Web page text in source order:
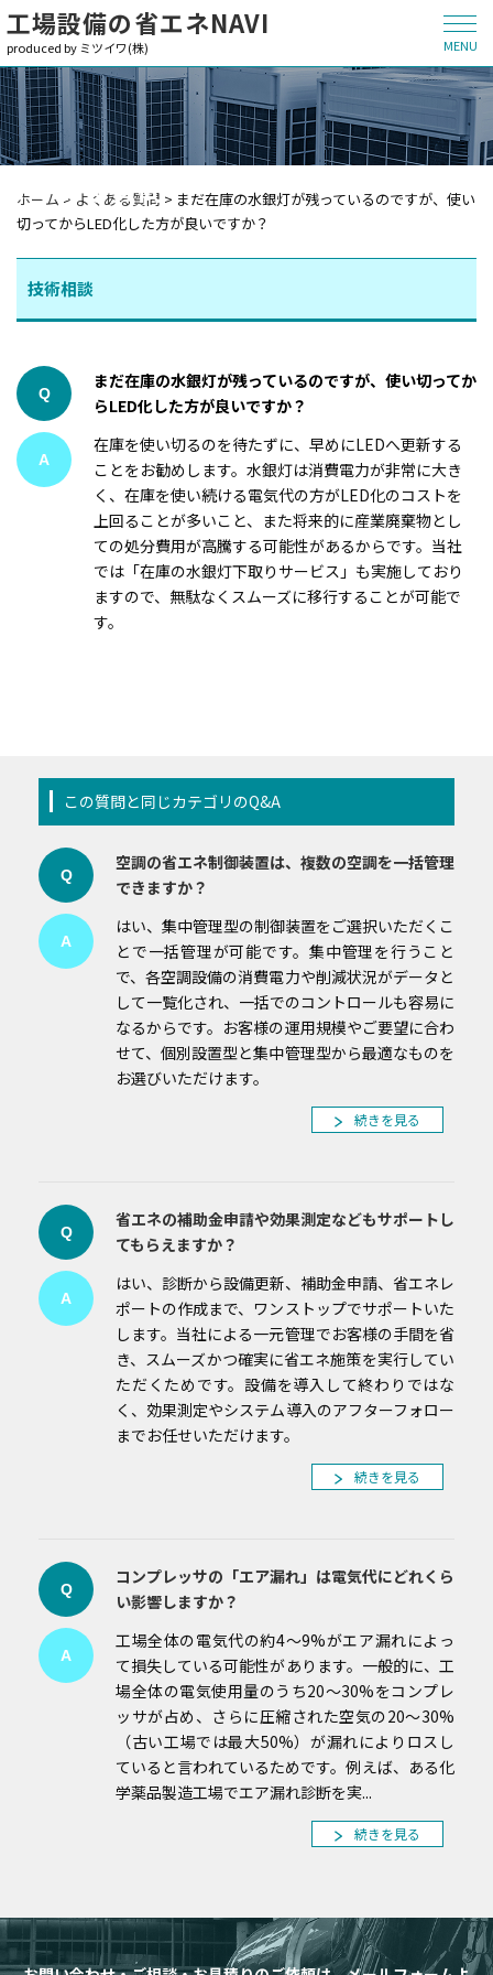
MENU
工場設備の省エネNAVI
produced by ミツイワ(株)
よくある質問
ホーム > よくある質問 > まだ在庫の水銀灯が残っているのですが、使い
切ってからLED化した方が良いですか？
技術相談
Q
まだ在庫の水銀灯が残っているのですが、使い切ってか
らLED化した方が良いですか？
A
在庫を使い切るのを待たずに、早めにLEDへ更新する
ことをお勧めします。水銀灯は消費電力が非常に大き
く、在庫を使い続ける電気代の方がLED化のコストを
上回ることが多いこと、また将来的に産業廃棄物とし
ての処分費用が高騰する可能性があるからです。当社
では「在庫の水銀灯下取りサービス」も実施しており
ますので、無駄なくスムーズに移行することが可能で
す。
この質問と同じカテゴリのQ&A
Q
空調の省エネ制御装置は、複数の空調を一括管理
できますか？
A
はい、集中管理型の制御装置をご選択いただくこ
とで一括管理が可能です。集中管理を行うこと
で、各空調設備の消費電力や削減状況がデータと
して一覧化され、一括でのコントロールも容易に
なるからです。お客様の運用規模やご要望に合わ
せて、個別設置型と集中管理型から最適なものを
お選びいただけます。
続きを見る
Q
省エネの補助金申請や効果測定などもサポートし
てもらえますか？
A
はい、診断から設備更新、補助金申請、省エネレ
ポートの作成まで、ワンストップでサポートいた
します。当社による一元管理でお客様の手間を省
き、スムーズかつ確実に省エネ施策を実行してい
ただくためです。設備を導入して終わりではな
く、効果測定やシステム導入のアフターフォロー
までお任せいただけます。
続きを見る
Q
コンプレッサの「エア漏れ」は電気代にどれくら
い影響しますか？
A
工場全体の電気代の約4～9%がエア漏れによっ
て損失している可能性があります。一般的に、工
場全体の電気使用量のうち20～30%をコンプレ
ッサが占め、さらに圧縮された空気の20～30%
（古い工場では最大50%）が漏れによりロスし
ていると言われているためです。例えば、ある化
学薬品製造工場でエア漏れ診断を実...
続きを見る